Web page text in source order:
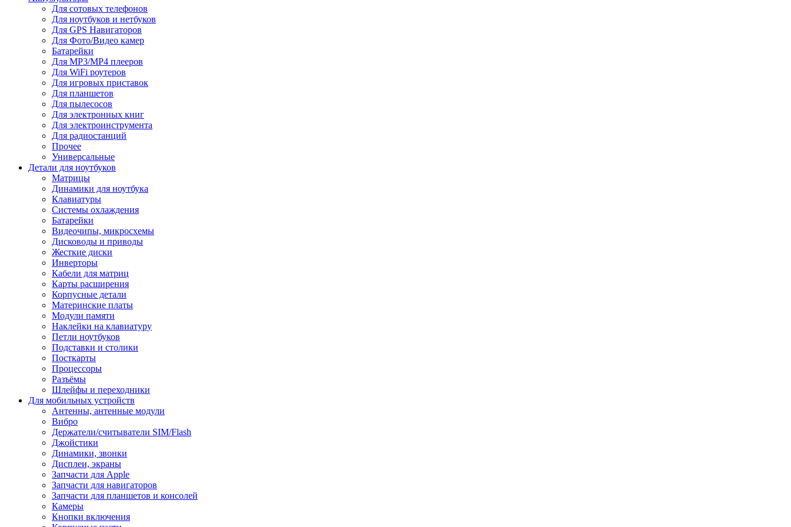
Для сотовых телефонов
Для ноутбуков и нетбуков
Для GPS Навигаторов
Для Фото/Видео камер
Батарейки
Для MP3/MP4 плееров
Для WiFi роутеров
Для игровых приставок
Для планшетов
Для пылесосов
Для электронных книг
Для электроинструмента
Для радиостанций
Прочее
Универсальные
Детали для ноутбуков
Матрицы
Динамики для ноутбука
Клавиатуры
Системы охлаждения
Батарейки
Видеочипы, микросхемы
Дисководы и приводы
Жесткие диски
Инверторы
Кабели для матриц
Карты расширения
Корпусные детали
Материнские платы
Модули памяти
Наклейки на клавиатуру
Петли ноутбуков
Подставки и столики
Посткарты
Процессоры
Разъёмы
Шлейфы и переходники
Для мобильных устройств
Антенны, антенные модули
Вибро
Держатели/считыватели SIM/Flash
Джойстики
Динамики, звонки
Дисплеи, экраны
Запчасти для Apple
Запчасти для навигаторов
Запчасти для планшетов и консолей
Камеры
Кнопки включения